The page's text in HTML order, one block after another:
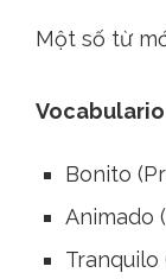
Một số từ
Bonito
Animado
Tranquilo